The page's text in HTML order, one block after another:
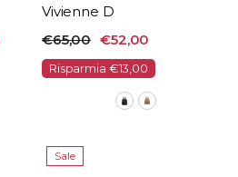
Vivienne D
€65,00 €52,00
Risparmia €13,00
Sale